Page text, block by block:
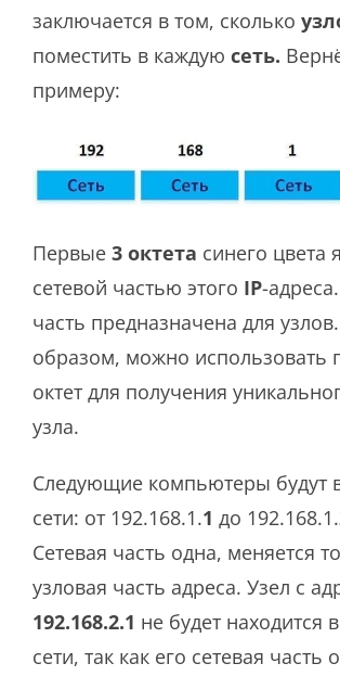
заключается в том, сколько
поместить в каждую сеть.
примеру:
Первые 3 октета синего цвета
сетевой частью этого IP-
часть предназначена для
образом, можно использовать
октет для получения
узла.
Следующие компьютеры будут
сети: от 192.168.1.1 до 192.168.1.
Сетевая часть одна, меняется
узловая часть адреса. Узел с
192.168.2.1 не будет находится
сети, так как его сетевая часть